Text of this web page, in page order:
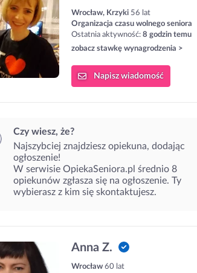
Wrocław, Krzyki 56 lat
Organizacja czasu wolnego seniora
Ostatnia aktywność: 8 godzin temu
zobacz stawkę wynagrodzenia >
Napiszwiadomość
Czy wiesz, że?
Najszybciej znajdziesz opiekuna, dodając
ogłoszenie!
W serwisie OpiekaSeniora.pl średnio 8
opiekunów zgłasza się na ogłoszenie. Ty
wybierasz z kim się skontaktujesz.
Anna Z.
Wrocław60 lat